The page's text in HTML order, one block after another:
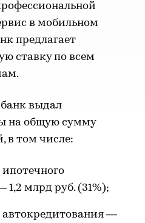
в мобильном
предлагает
ставку по всем
выдал
на общую сумму
в том числе:
млрд руб. (31%);
—